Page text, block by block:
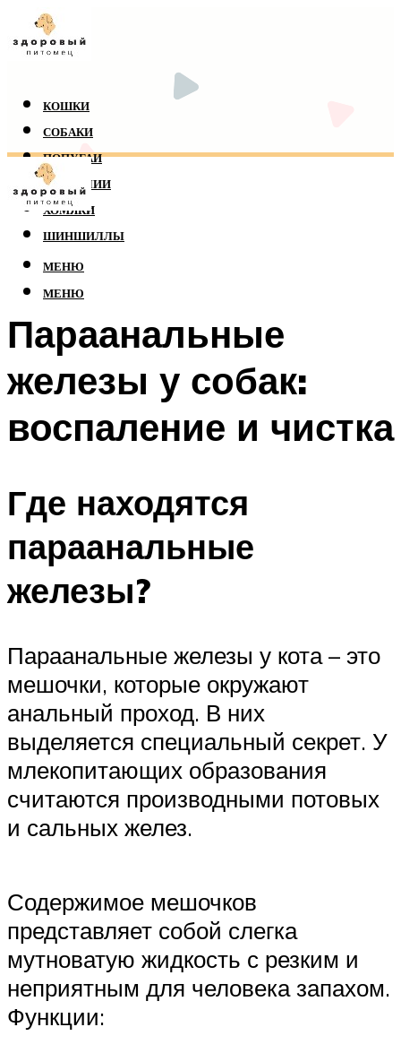
КОШКИ
СОБАКИ
ПОПУГАИ
РЕПТИЛИИ
ХОМЯКИ
ШИНШИЛЛЫ
МЕНЮ
МЕНЮ
Параанальные
железы у собак:
воспаление и чистка
Где находятся
параанальные
железы?
Параанальные железы у кота – это
мешочки, которые окружают
анальный проход. В них
выделяется специальный секрет. У
млекопитающих образования
считаются производными потовых
и сальных желез.
Содержимое мешочков
представляет собой слегка
мутноватую жидкость с резким и
неприятным для человека запахом.
Функции: